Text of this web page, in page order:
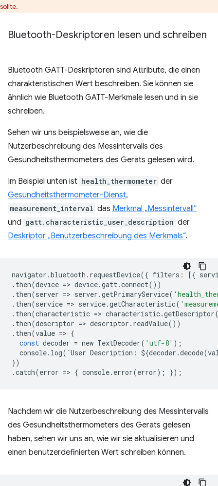
sollte.
Bluetooth-Deskriptoren lesen und schreiben
Bluetooth GATT-Deskriptoren sind Attribute, die einen
charakteristischen Wert beschreiben. Sie können sie
ähnlich wie Bluetooth GATT-Merkmale lesen und in sie
schreiben.
Sehen wir uns beispielsweise an, wie die
Nutzerbeschreibung des Messintervalls des
Gesundheitsthermometers des Geräts gelesen wird.
Im Beispiel unten ist health_thermometer der
Gesundheitsthermometer-Dienst,
measurement_interval das Merkmal „Messintervall“
und gatt.characteristic_user_description der
Deskriptor „Benutzerbeschreibung des Merkmals“.
navigator .bluetooth . requestDevice({ filters : [{
. then(device => device.gatt.connect())
. then(server => server .getPrimaryService(
. then(service => service.getCharacteristic(
. then(characteristic => characteristic.getDescriptor
. then(descriptor => descriptor . readValue())
. then(value => {
const decoder = new TextDecoder( 'utf-8' );
console. log( `User Description : ${decoder .decode(
})
.catch(error => { console. error(error); });
Nachdem wir die Nutzerbeschreibung des Messintervalls
des Gesundheitsthermometers des Geräts gelesen
haben, sehen wir uns an, wie wir sie aktualisieren und
einen benutzerdefinierten Wert schreiben können.